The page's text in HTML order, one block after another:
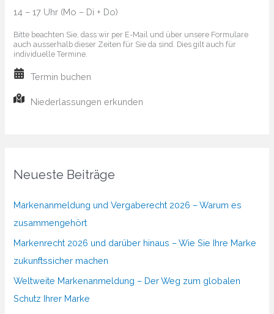
14 – 17 Uhr (Mo – Di + Do)
Bitte beachten Sie, dass wir per E-Mail und über unsere Formulare
auch ausserhalb dieser Zeiten für Sie da sind. Dies gilt auch für
individuelle Termine.
Termin buchen
Niederlassungen erkunden
Neueste Beiträge
Markenanmeldung und Vergaberecht 2026 – Warum es
zusammengehört
Markenrecht 2026 und darüber hinaus – Wie Sie Ihre Marke
zukunftssicher machen
Weltweite Markenanmeldung – Der Weg zum globalen
Schutz Ihrer Marke